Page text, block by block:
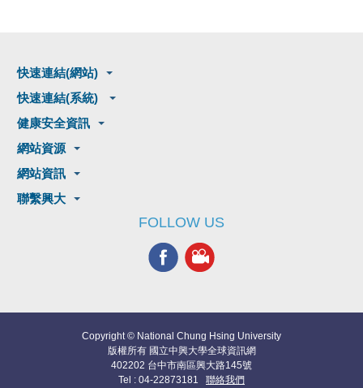
快速連結(網站)
快速連結(系統)
健康安全資訊
網站資源
網站資訊
聯繫興大
FOLLOW US
Copyright © National Chung Hsing University
版權所有 國立中興大學全球資訊網
402202 台中市南區興大路145號
Tel : 04-22873181 聯絡我們